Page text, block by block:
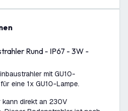
Rund - IP67 - 3W -
mit GU10-
eine 1x GU10-Lampe.
kann direkt an 230V